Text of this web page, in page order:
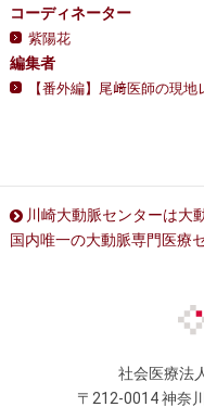
コーディネーター
紫陽花
編集者
【番外編】尾﨑医師の現
川崎大動脈センターは大
国内唯一の大動脈専門医療
社会医療法
〒212-0014 神奈